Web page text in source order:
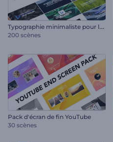
T
ypographie minimaliste pour les réseaux sociaux
200 scènes
Pack d'écran de fin YouTube
30 scènes